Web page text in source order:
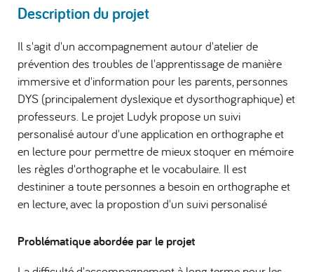
Description du projet
Il s'agit d'un accompagnement autour d'atelier de
prévention des troubles de l'apprentissage de manière
immersive et d'information pour les parents, personnes
DYS (principalement dyslexique et dysorthographique) et
professeurs. Le projet Ludyk propose un suivi
personalisé autour d'une application en orthographe et
en lecture pour permettre de mieux stoquer en mémoire
les règles d'orthographe et le vocabulaire. Il est
destininer a toute personnes a besoin en orthographe et
en lecture, avec la propostion d'un suivi personalisé
Problématique abordée par le projet